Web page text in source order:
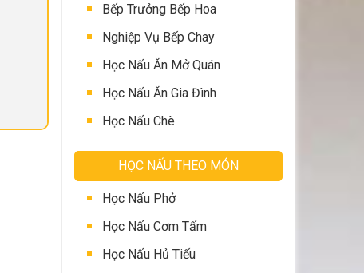
Bếp Trưởng Bếp Hoa
Nghiệp Vụ Bếp Chay
Học Nấu Ăn Mở Quán
Học Nấu Ăn Gia Đình
Học Nấu Chè
HỌC NẤU THEO MÓN
Học Nấu Phở
Học Nấu Cơm Tấm
Học Nấu Hủ Tiếu